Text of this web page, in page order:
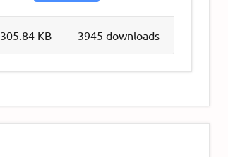
3945 downloads
305.84 KB